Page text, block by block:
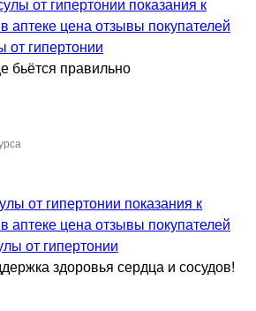
от гипертонии
бьётся правильно
от гипертонии
здоровья сердца и сосудов!